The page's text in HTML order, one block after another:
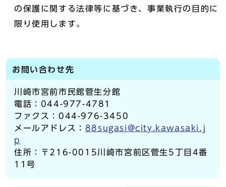
の保護に関する法律等に基づき、事業執行の目的に
限り使用します。
お問い合わせ先
川崎市宮前市民館菅生分館
電話：044-977-4781
ファクス：044-976-3450
メールアドレス： 88sugasi@city.kawasaki.j
p
住所：〒216-0015川崎市宮前区菅生5丁目4番
11号